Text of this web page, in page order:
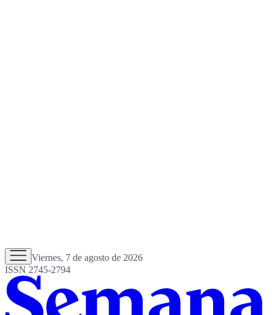
Viernes, 7 de agosto de 2026
ISSN 2745-2794